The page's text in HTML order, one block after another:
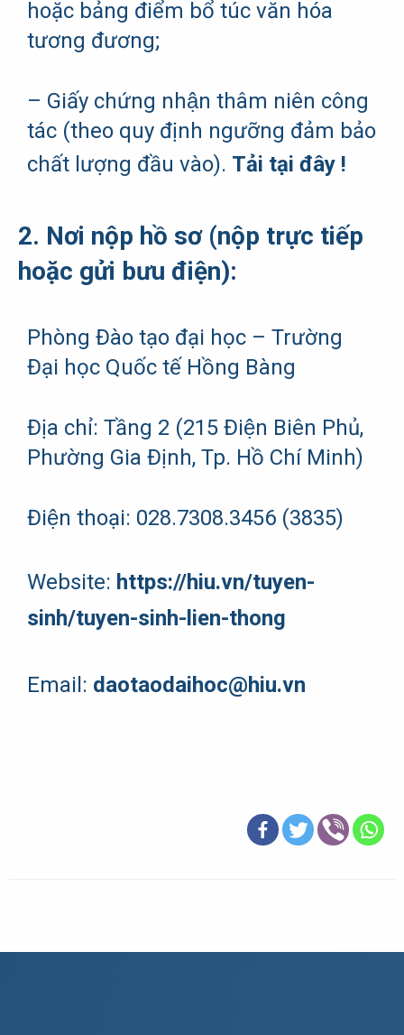
hoặc bảng điểm bổ túc văn hóa
tương đương;
– Giấy chứng nhận thâm niên công
tác (theo quy định ngưỡng đảm bảo
chất lượng đầu vào). Tải tại đây !
2. Nơi nộp hồ sơ (nộp trực tiếp
hoặc gửi bưu điện):
Phòng Đào tạo đại học – Trường
Đại học Quốc tế Hồng Bàng
Địa chỉ: Tầng 2 (215 Điện Biên Phủ,
Phường Gia Định, Tp. Hồ Chí Minh)
Điện thoại: 028.7308.3456 (3835)
Website: https://hiu.vn/tuyen-
sinh/tuyen-sinh-lien-thong
Email: daotaodaihoc@hiu.vn